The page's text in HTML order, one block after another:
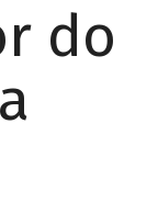
do